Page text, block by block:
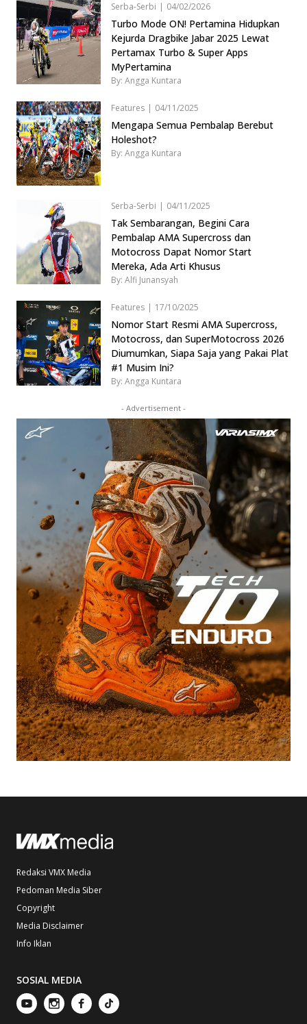
Serba-Serbi | 04/02/2026
Turbo Mode ON! Pertamina Hidupkan
Kejurda Dragbike Jabar 2025 Lewat
Pertamax Turbo & Super Apps
MyPertamina
By: Angga Kuntara
Features | 04/11/2025
Mengapa Semua Pembalap Berebut
Holeshot?
By: Angga Kuntara
Serba-Serbi | 04/11/2025
Tak Sembarangan, Begini Cara
Pembalap AMA Supercross dan
Motocross Dapat Nomor Start
Mereka, Ada Arti Khusus
By: Alfi Junansyah
Features | 17/10/2025
Nomor Start Resmi AMA Supercross,
Motocross, dan SuperMotocross 2026
Diumumkan, Siapa Saja yang Pakai Plat
#1 Musim Ini?
By: Angga Kuntara
- Advertisement -
Redaksi VMX Media
Pedoman Media Siber
Copyright
Media Disclaimer
Info Iklan
SOSIAL MEDIA